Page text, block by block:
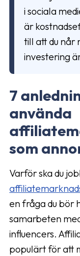
i sociala
är
till att du når
investering
7
använda
som
Varför ska du
en fråga du bör
samarbeten
influencers.
populärt för att